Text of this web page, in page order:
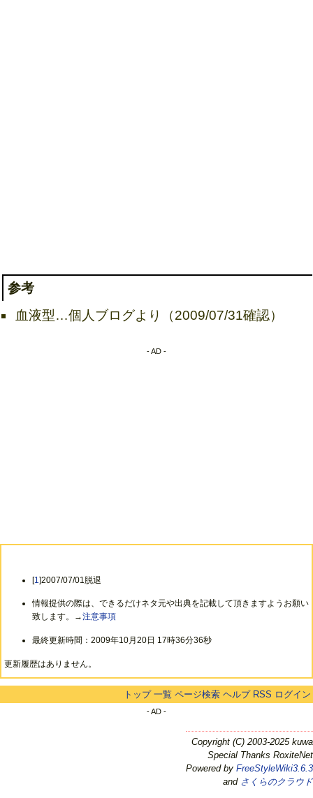
参考
血液型…個人ブログより（2009/07/31確認）
- AD -
[1 ]2007/07/01脱退
情報提供の際は、できるだけネタ元や出典を記載して頂きますようお願い
致します。→注意事項
最終更新時間：2009年10月20日 17時36分36秒
更新履歴はありません。
トップ 一覧 ページ検索 ヘルプ RSS ログイン
- AD -
Copyright (C) 2003-2025 kuwa
Special Thanks RoxiteNet
Powered by FreeStyleWiki3.6.3
and さくらのクラウド